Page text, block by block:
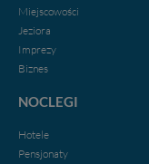
Miejscowości
Jeziora
Imprezy
Biznes
NOCLEGI
Hotele
Pensjonaty